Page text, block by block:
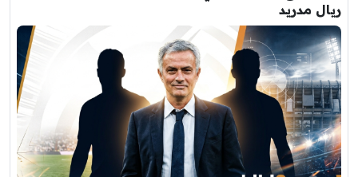
ريال مدريد